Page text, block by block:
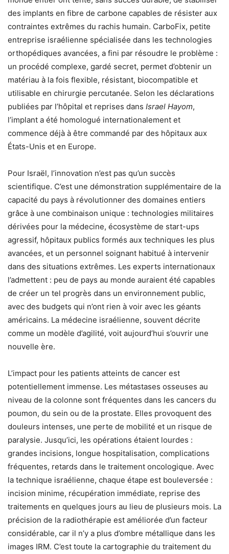
des implants en fibre de carbone capables de résister aux
contraintes extrêmes du rachis humain. CarboFix, petite
entreprise israélienne spécialisée dans les technologies
orthopédiques avancées, a fini par résoudre le problème :
un procédé complexe, gardé secret, permet d’obtenir un
matériau à la fois flexible, résistant, biocompatible et
utilisable en chirurgie percutanée. Selon les déclarations
publiées par l’hôpital et reprises dans Israel Hayom,
l’implant a été homologué internationalement et
commence déjà à être commandé par des hôpitaux aux
États-Unis et en Europe.
Pour Israël, l’innovation n’est pas qu’un succès
scientifique. C’est une démonstration supplémentaire de la
capacité du pays à révolutionner des domaines entiers
grâce à une combinaison unique : technologies militaires
dérivées pour la médecine, écosystème de start-ups
agressif, hôpitaux publics formés aux techniques les plus
avancées, et un personnel soignant habitué à intervenir
dans des situations extrêmes. Les experts internationaux
l’admettent : peu de pays au monde auraient été capables
de créer un tel progrès dans un environnement public,
avec des budgets qui n’ont rien à voir avec les géants
américains. La médecine israélienne, souvent décrite
comme un modèle d’agilité, voit aujourd’hui s’ouvrir une
nouvelle ère.
L’impact pour les patients atteints de cancer est
potentiellement immense. Les métastases osseuses au
niveau de la colonne sont fréquentes dans les cancers du
poumon, du sein ou de la prostate. Elles provoquent des
douleurs intenses, une perte de mobilité et un risque de
paralysie. Jusqu’ici, les opérations étaient lourdes :
grandes incisions, longue hospitalisation, complications
fréquentes, retards dans le traitement oncologique. Avec
la technique israélienne, chaque étape est bouleversée :
incision minime, récupération immédiate, reprise des
traitements en quelques jours au lieu de plusieurs mois. La
précision de la radiothérapie est améliorée d’un facteur
considérable, car il n’y a plus d’ombre métallique dans les
images IRM. C’est toute la cartographie du traitement du